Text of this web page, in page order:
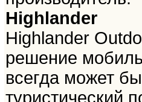
Highlander
Highlander
решение
всегда может
туристический